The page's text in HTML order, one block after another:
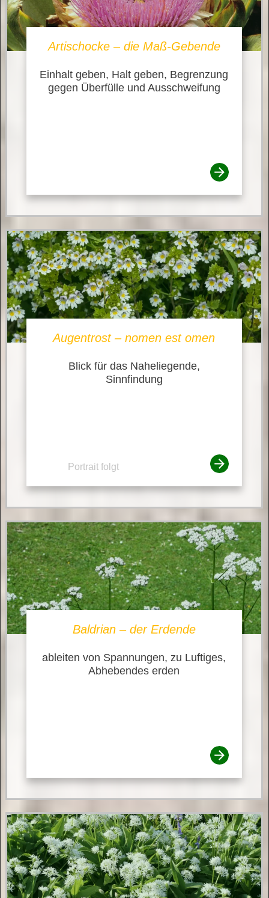
Artischocke – die Maß-Gebende
Einhalt geben, Halt geben, Begrenzung
gegen Überfülle und Ausschweifung
Augentrost – nomen est omen
Blick für das Naheliegende,
Sinnfindung
Portrait folgt
Baldrian – der Erdende
ableiten von Spannungen, zu Luftiges,
Abhebendes erden